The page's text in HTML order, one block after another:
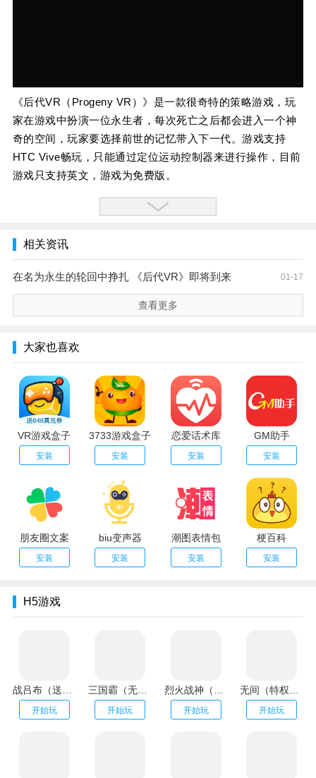
《后代VR（Progeny VR）》是一款很奇特的策略游戏，玩
家在游戏中扮演一位永生者，每次死亡之后都会进入一个神
奇的空间，玩家要选择前世的记忆带入下一代。游戏支持
HTC Vive畅玩，只能通过定位运动控制器来进行操作，目前
游戏只支持英文，游戏为免费版。
相关资讯
在名为永生的轮回中挣扎 《后代VR》即将到来 01-17
查看更多
大家也喜欢
VR游戏盒子
安装
3733游戏盒子
安装
恋爱话术库
安装
GM助手
安装
朋友圈文案
安装
biu变声器
安装
潮图表情包
安装
梗百科
安装
H5游戏
开始玩 开始玩 开始玩 开始玩